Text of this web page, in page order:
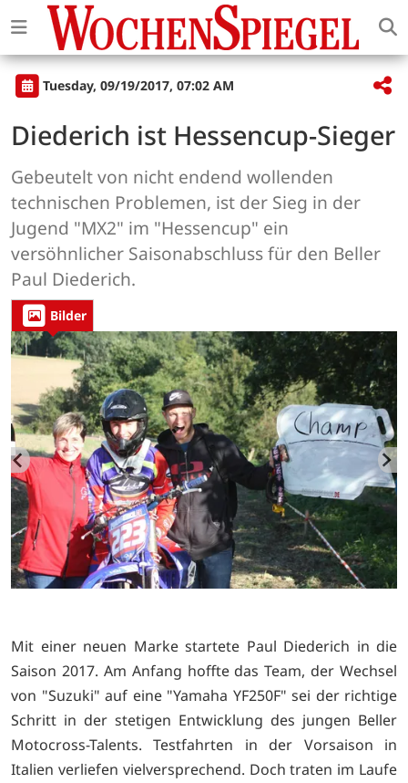
Tuesday, 09/19/2017, 07:02 AM
Diederich ist Hessencup-Sieger
Gebeutelt von nicht endend wollenden
technischen Problemen, ist der Sieg in der
Jugend "MX2" im "Hessencup" ein
versöhnlicher Saisonabschluss für den Beller
Paul Diederich.
Bilder
Mit einer neuen Marke startete Paul Diederich in die
Saison 2017. Am Anfang hoffte das Team, der Wechsel
von "Suzuki" auf eine "Yamaha YF250F" sei der richtige
Schritt in der stetigen Entwicklung des jungen Beller
Motocross-Talents. Testfahrten in der Vorsaison in
Italien verliefen vielversprechend. Doch traten im Laufe